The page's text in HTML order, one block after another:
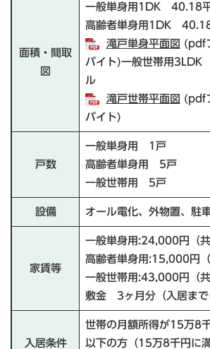
面積・間取
図
一般単身用1DK 40.18
高齢者単身用1DK
滝戸単身平面図 (pdf
バイト)一般世帯用
ル
滝戸世帯平面図 (pdf
バイト)
戸数
一般単身用 1戸
高齢者単身用 5戸
一般世帯用 5戸
設備 オール電化、外物置、
家賃等
一般単身用:24,000円（共
高齢者単身用:15,000円（
一般世帯用:43,000円（共
敷金 3ヶ月分（入居まで
入居条件
世帯の月額所得が15万8
以下の方（15万8千円に